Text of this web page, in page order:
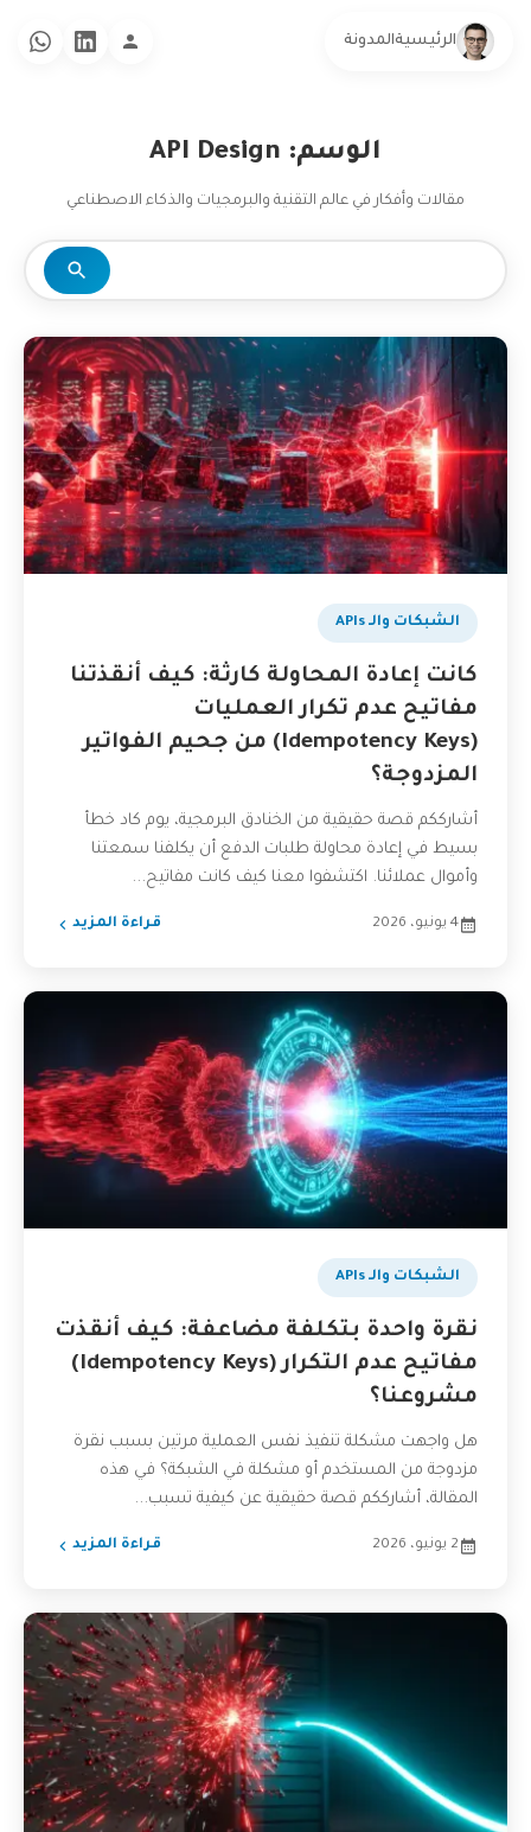
الرئيسيةالمدونة
الوسم: API Design
مقالات وأفكار في عالم التقنية والبرمجيات والذكاء الاصطناعي
الشبكات والـ APIs
كانت إعادة المحاولة كارثة: كيف أنقذتنا
مفاتيح عدم تكرار العمليات
(Idempotency Keys) من جحيم الفواتير
المزدوجة؟
أشارككم قصة حقيقية من الخنادق البرمجية، يوم كاد خطأ
بسيط في إعادة محاولة طلبات الدفع أن يكلفنا سمعتنا
وأموال عملائنا. اكتشفوا معنا كيف كانت مفاتيح...
4 يونيو، 2026 قراءة المزيد
الشبكات والـ APIs
نقرة واحدة بتكلفة مضاعفة: كيف أنقذت
مفاتيح عدم التكرار (Idempotency Keys)
مشروعنا؟
هل واجهت مشكلة تنفيذ نفس العملية مرتين بسبب نقرة
مزدوجة من المستخدم أو مشكلة في الشبكة؟ في هذه
المقالة، أشارككم قصة حقيقية عن كيفية تسبب...
2 يونيو، 2026 قراءة المزيد